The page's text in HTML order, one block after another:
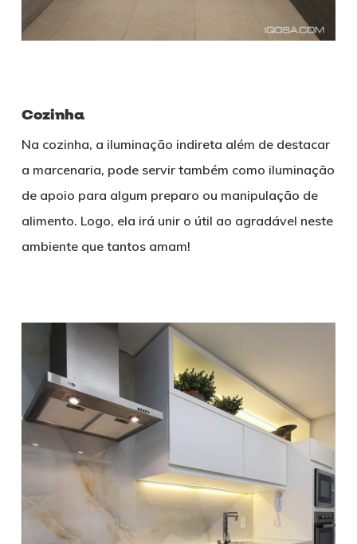
Cozinha
Na cozinha, a iluminação indireta além de destacar
a marcenaria, pode servir também como iluminação
de apoio para algum preparo ou manipulação de
alimento. Logo, ela irá unir o útil ao agradável neste
ambiente que tantos amam!